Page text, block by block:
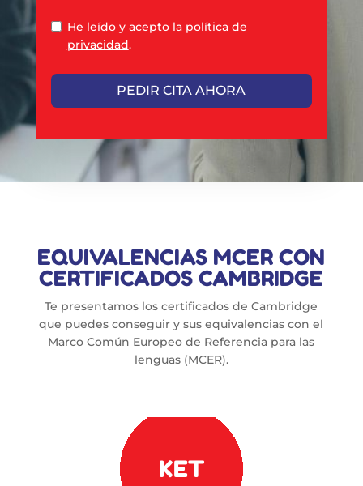
He leído y acepto la política de
privacidad.
PEDIR CITA AHORA
EQUIVALENCIAS MCER CON
CERTIFICADOS CAMBRIDGE
Te presentamos los certificados de Cambridge
que puedes conseguir y sus equivalencias con el
Marco Común Europeo de Referencia para las
lenguas (MCER).
KET